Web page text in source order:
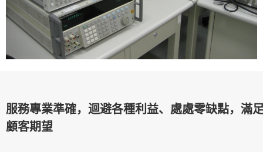
服務專業準確，迴避各種利益、處處零缺點，滿
顧客期望